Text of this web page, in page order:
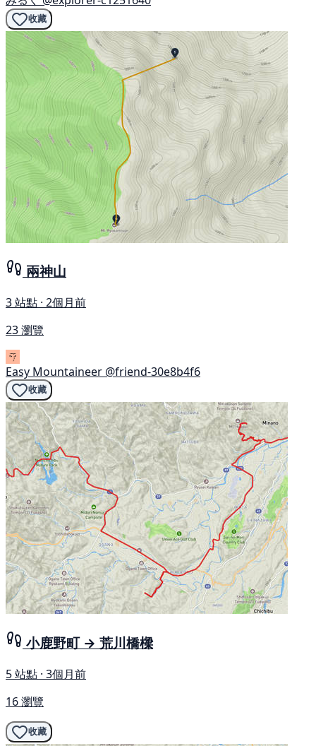
收藏
兩神山
3 站點 · 2個月前
23 瀏覽
Easy Mountaineer @friend-30e8b4f6
收藏
小鹿野町 → 荒川橋樑
5 站點 · 3個月前
16 瀏覽
收藏